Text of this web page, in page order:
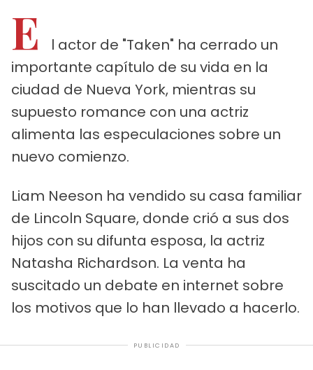
E
l actor de "Taken" ha cerrado un
importante capítulo de su vida en la
ciudad de Nueva York, mientras su
supuesto romance con una actriz
alimenta las especulaciones sobre un
nuevo comienzo.
Liam Neeson ha vendido su casa familiar
de Lincoln Square, donde crió a sus dos
hijos con su difunta esposa, la actriz
Natasha Richardson. La venta ha
suscitado un debate en internet sobre
los motivos que lo han llevado a hacerlo.
PUBLICIDAD